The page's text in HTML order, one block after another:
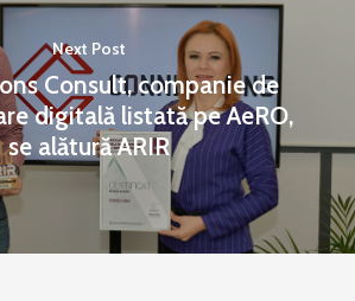
Next Post
Consult, companie de
digitală listată pe AeRO,
se alătură ARIR